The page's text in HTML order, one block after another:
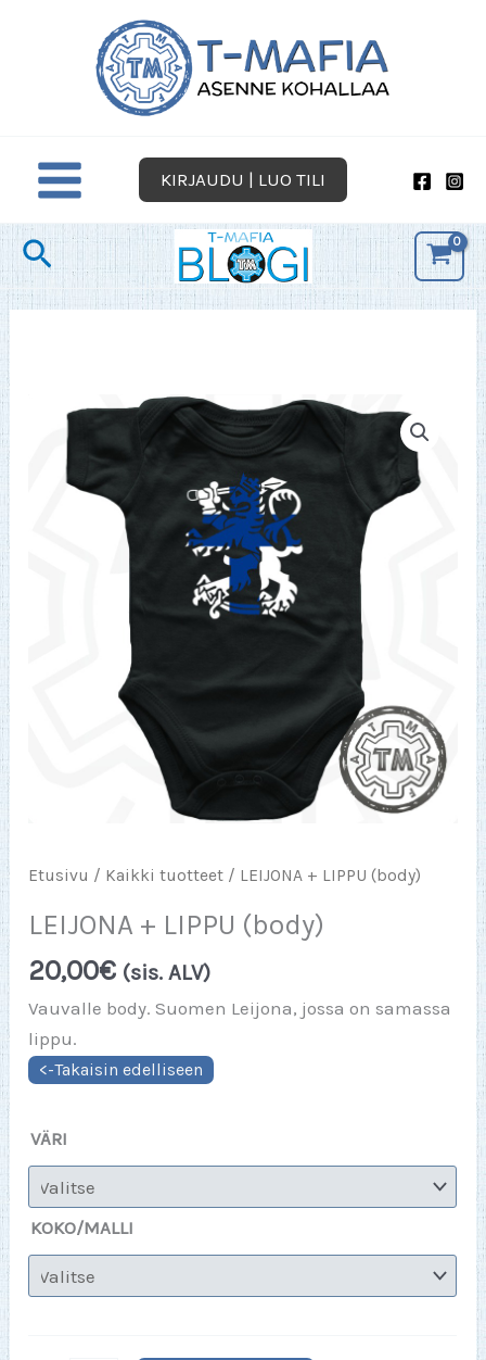
KIRJAUDU | LUO TILI
Hae
Etusivu / Kaikki tuotteet / LEIJONA + LIPPU (body)
LEIJONA + LIPPU (body)
20,00€ (sis. ALV)
Vauvalle body. Suomen Leijona, jossa on samassa
lippu.
VÄRI
KOKO/MALLI